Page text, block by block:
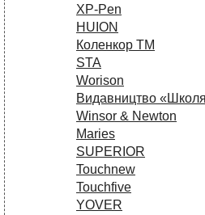
XP-Pen
HUION
Коленкор ТМ
STA
Worison
Видавництво
Winsor & Newton
Maries
SUPERIOR
Touchnew
Touchfive
YOVER